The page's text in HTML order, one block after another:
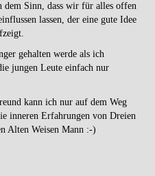
Sinn, dass wir für alles offen
lassen, der eine gute Idee
gehalten werde als ich
jungen Leute einfach nur
kann ich nur auf dem Weg
inneren Erfahrungen von Dreien
Alten Weisen Mann :-)